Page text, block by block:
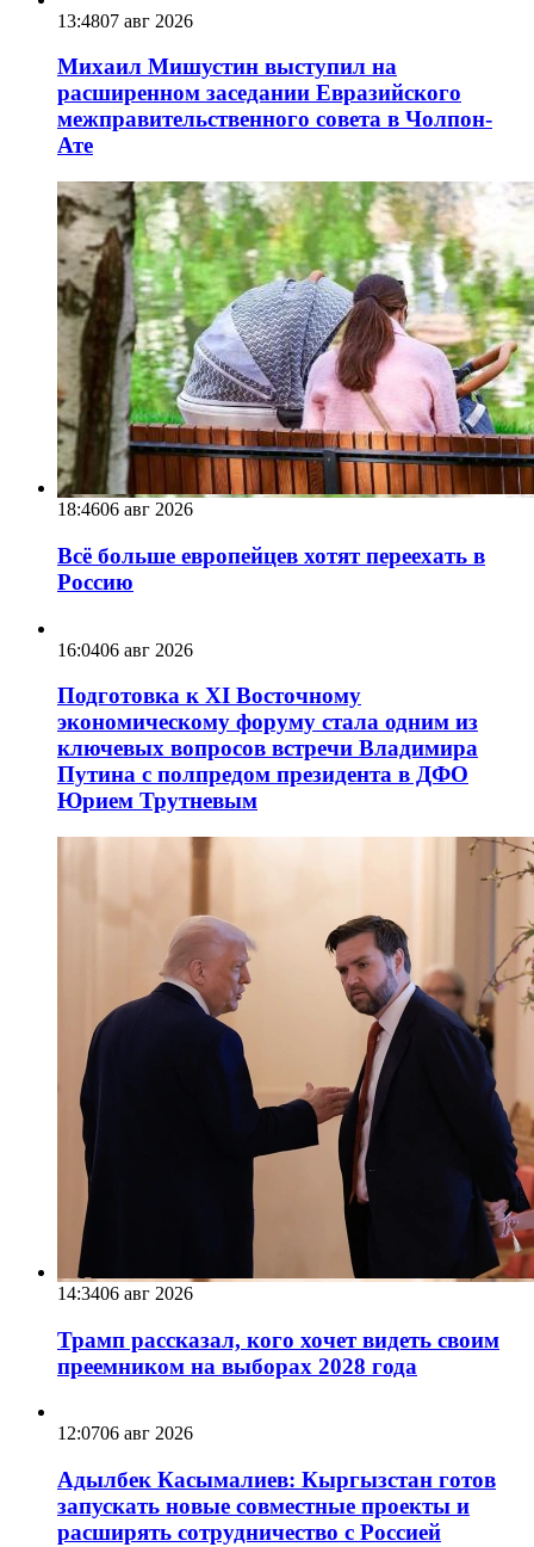
13:4807 авг 2026
Михаил Мишустин выступил на
расширенном заседании Евразийского
межправительственного совета в Чолпон-
Ате
18:4606 авг 2026
Всё больше европейцев хотят переехать в
Россию
16:0406 авг 2026
Подготовка к XI Восточному
экономическому форуму стала одним из
ключевых вопросов встречи Владимира
Путина с полпредом президента в ДФО
Юрием Трутневым
14:3406 авг 2026
Трамп рассказал, кого хочет видеть своим
преемником на выборах 2028 года
12:0706 авг 2026
Адылбек Касымалиев: Кыргызстан готов
запускать новые совместные проекты и
расширять сотрудничество с Россией